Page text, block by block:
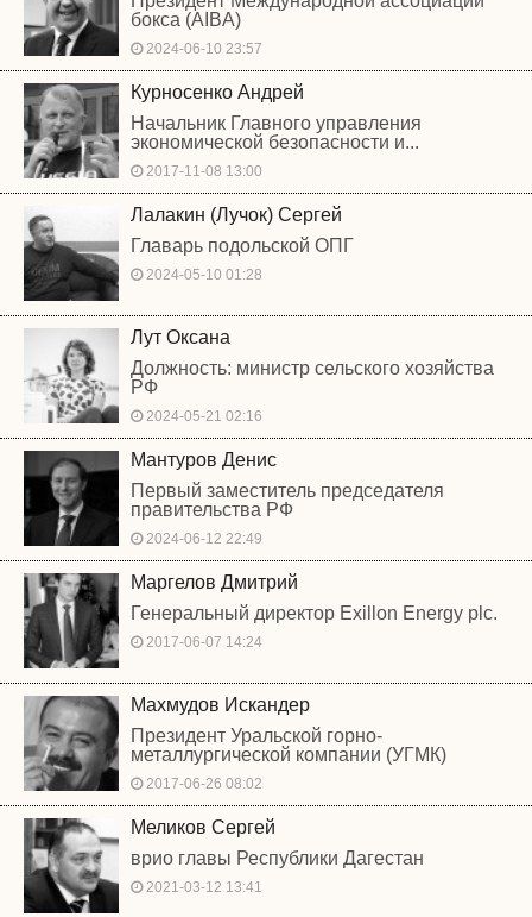
бокса (AIBA)
2024-06-10 23:57
Курносенко Андрей
Начальник Главного управления
экономической безопасности и...
2017-11-08 13:00
Лалакин (Лучок) Сергей
Главарь подольской ОПГ
2024-05-10 01:28
Лут Оксана
Должность: министр сельского хозяйства
РФ
2024-05-21 02:16
Мантуров Денис
Первый заместитель председателя
правительства РФ
2024-06-12 22:49
Маргелов Дмитрий
Генеральный директор Exillon Energy plc.
2017-06-07 14:24
Махмудов Искандер
Президент Уральской горно-
металлургической компании (УГМК)
2017-06-26 08:02
Меликов Сергей
врио главы Республики Дагестан
2021-03-12 13:41